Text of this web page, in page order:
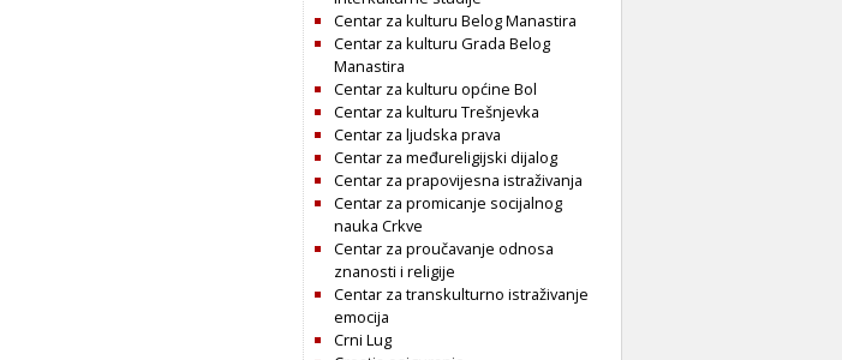
Centar za kulturu Belog Manastira
Centar za kulturu Grada Belog
Manastira
Centar za kulturu općine Bol
Centar za kulturu Trešnjevka
Centar za ljudska prava
Centar za međureligijski dijalog
Centar za prapovijesna istraživanja
Centar za promicanje socijalnog
nauka Crkve
Centar za proučavanje odnosa
znanosti i religije
Centar za transkulturno istraživanje
emocija
Crni Lug